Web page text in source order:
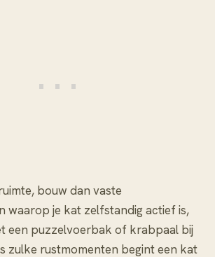
bouw dan vaste
waarop je kat zelfstandig actief is,
een puzzelvoerbak of krabpaal bij
zulke rustmomenten begint een kat